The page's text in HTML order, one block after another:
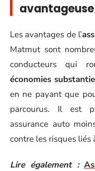
avantageuse
Les avantages de l’
Matmut sont
conducteurs qui
économies
en ne payant que
parcourus. Il est
assurance auto
contre les risques liés
Lire également :